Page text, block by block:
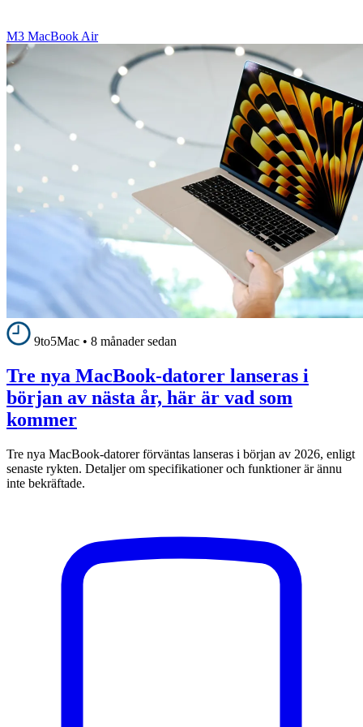
M3 MacBook Air
9to5Mac • 8 månader sedan
Tre nya MacBook-datorer lanseras i
början av nästa år, här är vad som
kommer
Tre nya MacBook-datorer förväntas lanseras i början av 2026, enligt
senaste rykten. Detaljer om specifikationer och funktioner är ännu
inte bekräftade.